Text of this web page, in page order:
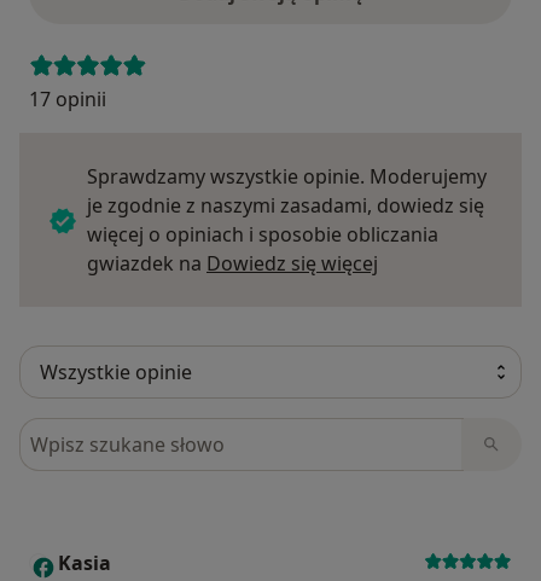
17 opinii
Sprawdzamy wszystkie opinie. Moderujemy
je zgodnie z naszymi zasadami, dowiedz się
więcej o opiniach i sposobie obliczania
gwiazdek na Dowiedz się więcej
Szukaj w opiniach
K Kasia